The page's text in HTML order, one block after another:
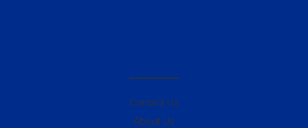
————–
Contact Us
About Us